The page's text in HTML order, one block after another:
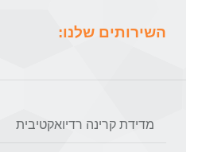
השירותים שלנו:
מדידת קרינה רדיואקטיבית